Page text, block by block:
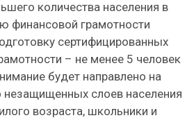
количества населения в
финансовой грамотности
сертифицированных
– не менее 5 человек
будет направлено на
незащищенных слоев населения
возраста, школьники и